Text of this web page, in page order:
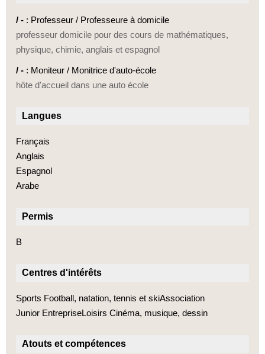
/ - : Professeur / Professeure à domicile
professeur domicile pour des cours de mathématiques,
physique, chimie, anglais et espagnol
/ - : Moniteur / Monitrice d'auto-école
hôte d'accueil dans une auto école
Langues
Français
Anglais
Espagnol
Arabe
Permis
B
Centres d'intérêts
Sports Football, natation, tennis et skiAssociation
Junior EntrepriseLoisirs Cinéma, musique, dessin
Atouts et compétences